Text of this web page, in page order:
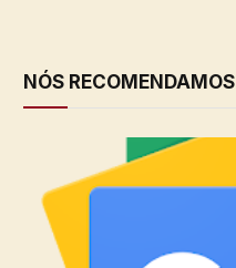
NÓS RECOMENDAMOS